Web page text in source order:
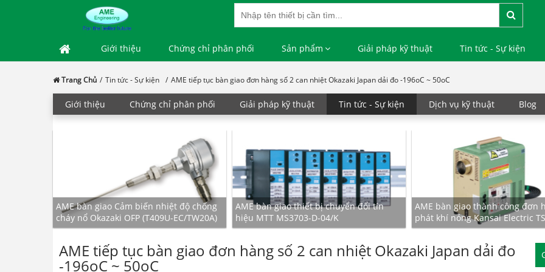
Giới thiệu Chứng chỉ phân phối Sản phẩm Giải pháp kỹ thuật Tin tức - Sự kiện
Trang Chủ Tin tức - Sự kiện AME tiếp tục bàn giao đơn hàng số 2 can nhiệt Okazaki Japan dải đo -196oC ~ 50oC
Giới thiệu Chứng chỉ phân phối Giải pháp kỹ thuật Tin tức - Sự kiện Dịch vụ kỹ thuật Blog
AME bàn giao Cảm biến nhiệt độ chống
cháy nổ Okazaki OFP (T409U-EC/TW20A)
AME bàn giao thiết bị chuyển đổi tín
hiệu MTT MS3703-D-04/K
AME bàn giao thành công đơn
phát khí nóng Kansai Electric
AME tiếp tục bàn giao đơn hàng số 2 can nhiệt Okazaki Japan dải đo
-196oC ~ 50oC